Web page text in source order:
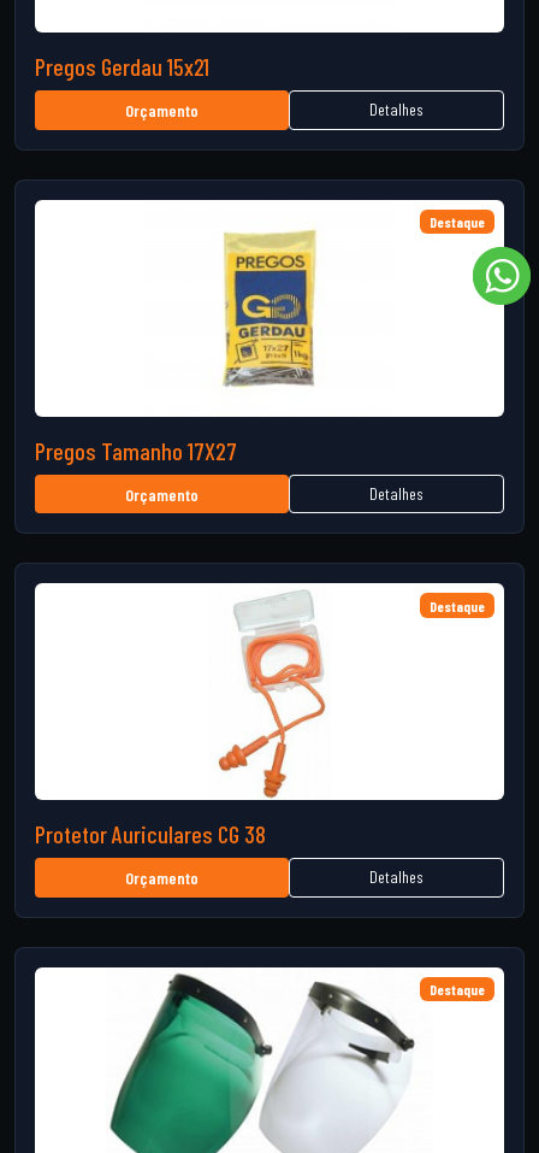
Pregos Gerdau 15x21
Orçamento Detalhes
Destaque
Pregos Tamanho 17X27
Orçamento Detalhes
Destaque
Protetor Auriculares CG 38
Orçamento Detalhes
Destaque